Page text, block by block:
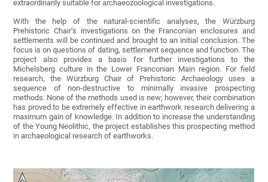
extraordinarily suitable for archaeozoological investigations.
With the help of the natural-scientific analyses, the Würzburg
Prehistoric Chair’s investigations on the Franconian enclosures and
settlements will be continued and brought to an initial conclusion. The
focus is on questions of dating, settlement sequence and function. The
project also provides a basis for further investigations to the
Michelsberg culture in the Lower Franconian Main region. For field
research, the Würzburg Chair of Prehistoric Archaeology uses a
sequence of non-destructive to minimally invasive prospecting
methods. None of the methods used is new; however, their combination
has proved to be extremely effective in earthwork research delivering a
maximum gain of knowledge. In addition to increase the understanding
of the Young Neolithic, the project establishes this prospecting method
in archaeological research of earthworks.